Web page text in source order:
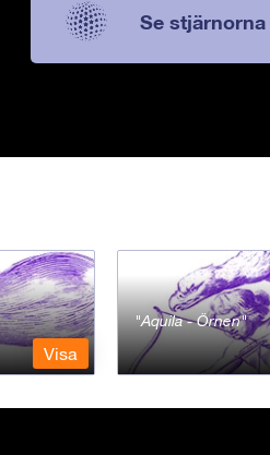
Se stjärnorna
Visa
Aquila - Örnen